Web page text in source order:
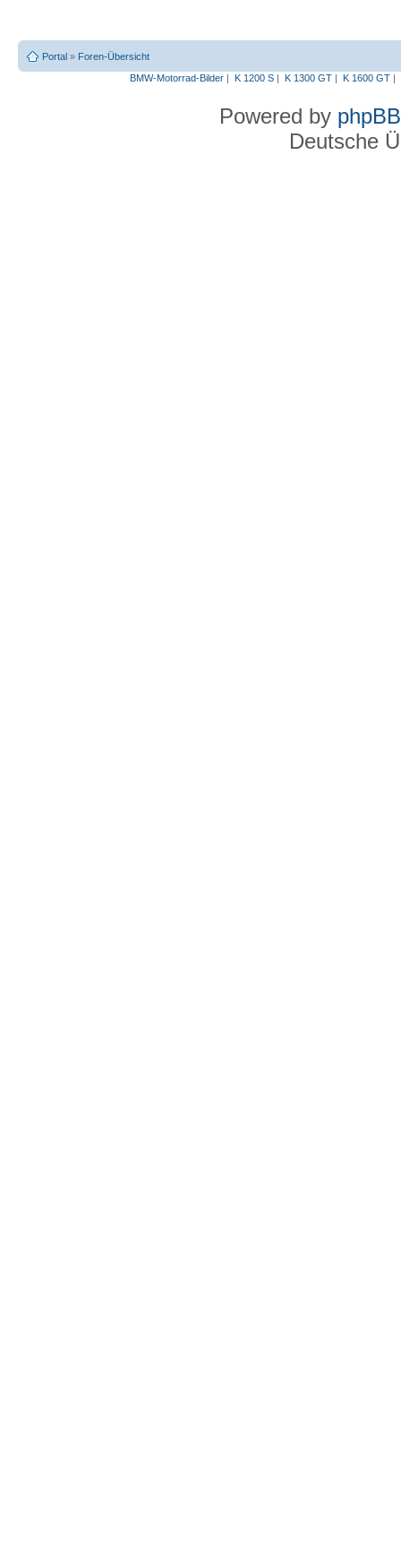
Portal » Foren-Übersicht
BMW-Motorrad-Bilder| K 1200 S| K 1300 GT| K 1600 GT|
Powered by phpBB
Deutsche